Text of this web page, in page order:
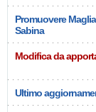
Promuovere
Sabina
Modifica da
Ultimo